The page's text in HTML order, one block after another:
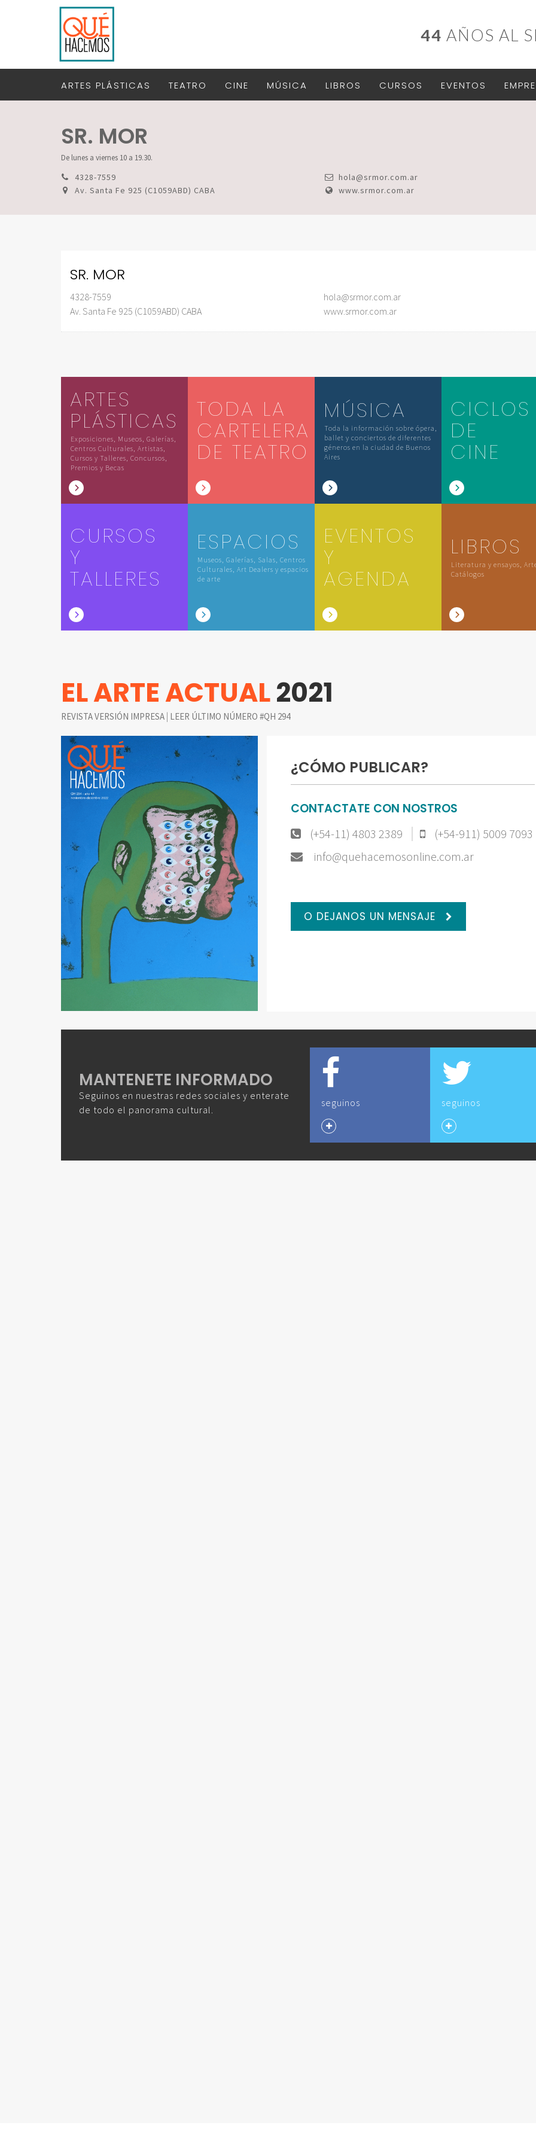
44 AÑOS AL
ARTES PLÁSTICAS TEATRO CINE MÚSICA LIBROS CURSOS EVENTOS
SR. MOR
De lunes a viernes 10 a 19.30.
4328-7559
hola@srmor.com.ar
Av. Santa Fe 925 (C1059ABD) CABA
www.srmor.com.ar
SR. MOR
4328-7559
Av. Santa Fe 925 (C1059ABD) CABA
hola@srmor.com.ar
www.srmor.com.ar
ARTES
PLÁSTICAS
Exposiciones, Museos, Galerías,
Centros Culturales, Artistas,
Cursos y Talleres, Concursos,
Premios y Becas
TODA LA
CARTELERA
DE TEATRO
MÚSICA
Toda la información sobre ópera,
ballet y conciertos de diferentes
géneros en la ciudad de Buenos
Aires
CICLOS
DE
CINE
CURSOS
Y
TALLERES
ESPACIOS
Museos, Galerías, Salas, Centros
Culturales, Art Dealers y espacios
de arte
EVENTOS
Y
AGENDA
LIBROS
Literatura y ensayos,
Catálogos
EL ARTE ACTUAL2021
REVISTA VERSIÓN IMPRESA | LEER ÚLTIMO NÚMERO #QH 294
¿CÓMO PUBLICAR?
CONTACTATE CON NOSTROS
(+54-11) 4803 2389
(+54-911) 5009 7093
info@quehacemosonline.com.ar
O DEJANOS UN MENSAJE
MANTENETE INFORMADO
Seguinos en nuestras redes sociales y enterate
de todo el panorama cultural.
seguinos seguinos